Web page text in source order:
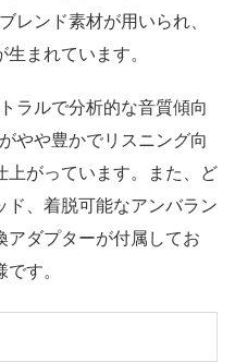
レンド素材が用いられ、
まれています。
ラルで分析的な音質傾向
やや豊かでリスニング向
上がっています。また、ど
ド、着脱可能なアンバラン
アダプターが付属してお
す。